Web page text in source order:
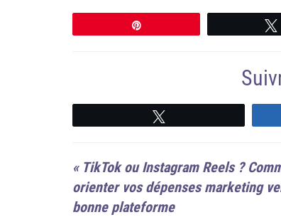
« TikTok ou Instagram Reels ?
orienter vos dépenses marketing
bonne plateforme